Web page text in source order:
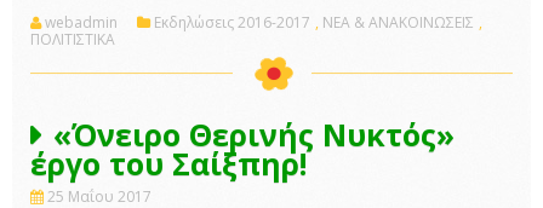
webadmin Εκδηλώσεις 2016-2017 , ΝΕΑ & ΑΝΑΚΟΙΝΩΣΕΙΣ ,
ΠΟΛΙΤΙΣΤΙΚΑ
«Όνειρο Θερινής Νυκτός»
έργο του Σαίξπηρ!
25 Μαΐου 2017